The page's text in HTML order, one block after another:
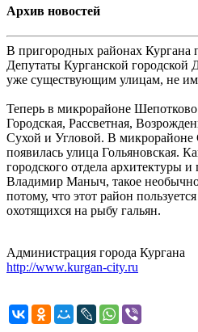
Архив новостей
В пригородных районах Кургана
Депутаты Курганской городской
уже существующим улицам, не
Теперь в микрорайоне
Городская, Рассветная,
Сухой и Угловой. В микрорайоне
появилась улица Гольяновская.
городского отдела архитектуры и
Владимир Маныч, такое
потому, что этот район
охотящихся на рыбу гальян.
Администрация города Кургана
http://www.kurgan-city.ru